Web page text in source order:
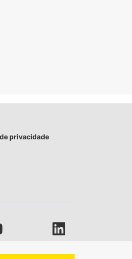
privacidade